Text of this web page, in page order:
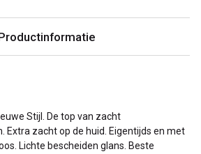
Stijl. De top van zacht
Extra zacht op de huid. Eigentijds en met
Lichte bescheiden glans. Beste